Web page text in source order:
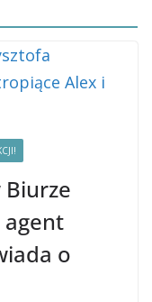
Biurze
agent
o